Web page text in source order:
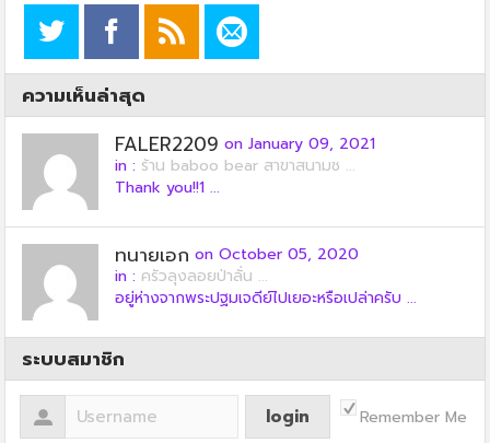
ความเห็นล่าสุด
FALER2209 on January 09, 2021
in : ร้าน baboo bear สาขาสนามช ...
Thank you!!1 ...
ทนายเอก on October 05, 2020
in : ครัวลุงลอยป่าลั่น ...
อยู่ห่างจากพระปฐมเจดีย์ไปเยอะหรือเปล่าครับ ...
ระบบสมาชิก
Remember Me